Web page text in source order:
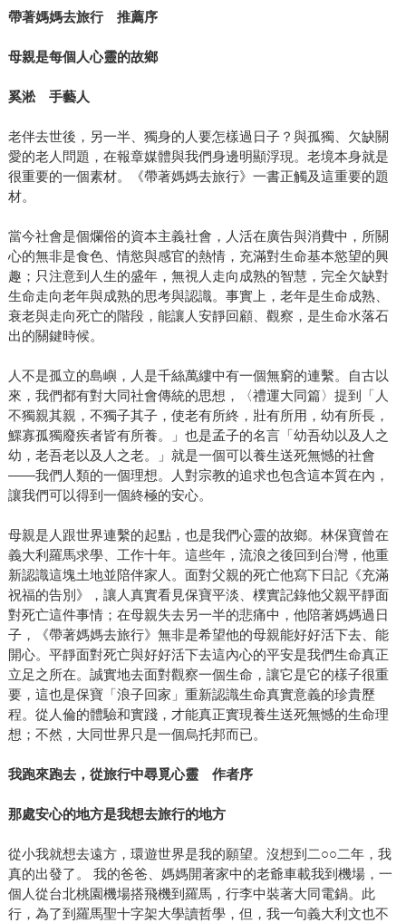
帶著媽媽去旅行 推薦序
母親是每個人心靈的故鄉
奚淞 手藝人
老伴去世後，另一半、獨身的人要怎樣過日子？與孤獨、欠缺關
愛的老人問題，在報章媒體與我們身邊明顯浮現。老境本身就是
很重要的一個素材。《帶著媽媽去旅行》一書正觸及這重要的題
材。
當今社會是個爛俗的資本主義社會，人活在廣告與消費中，所關
心的無非是食色、情慾與感官的熱情，充滿對生命基本慾望的興
趣；只注意到人生的盛年，無視人走向成熟的智慧，完全欠缺對
生命走向老年與成熟的思考與認識。事實上，老年是生命成熟、
衰老與走向死亡的階段，能讓人安靜回顧、觀察，是生命水落石
出的關鍵時候。
人不是孤立的島嶼，人是千絲萬縷中有一個無窮的連繫。自古以
來，我們都有對大同社會傳統的思想，〈禮運大同篇〉提到「人
不獨親其親，不獨子其子，使老有所終，壯有所用，幼有所長，
鰥寡孤獨廢疾者皆有所養。」也是孟子的名言「幼吾幼以及人之
幼，老吾老以及人之老。」就是一個可以養生送死無憾的社會
——我們人類的一個理想。人對宗教的追求也包含這本質在內，
讓我們可以得到一個終極的安心。
母親是人跟世界連繫的起點，也是我們心靈的故鄉。林保寶曾在
義大利羅馬求學、工作十年。這些年，流浪之後回到台灣，他重
新認識這塊土地並陪伴家人。面對父親的死亡他寫下日記《充滿
祝福的告別》，讓人真實看見保寶平淡、樸實記錄他父親平靜面
對死亡這件事情；在母親失去另一半的悲痛中，他陪著媽媽過日
子，《帶著媽媽去旅行》無非是希望他的母親能好好活下去、能
開心。平靜面對死亡與好好活下去這內心的平安是我們生命真正
立足之所在。誠實地去面對觀察一個生命，讓它是它的樣子很重
要，這也是保寶「浪子回家」重新認識生命真實意義的珍貴歷
程。從人倫的體驗和實踐，才能真正實現養生送死無憾的生命理
想；不然，大同世界只是一個烏托邦而已。
我跑來跑去，從旅行中尋覓心靈 作者序
那處安心的地方是我想去旅行的地方
從小我就想去遠方，環遊世界是我的願望。沒想到二○○二年，我
真的出發了。 我的爸爸、媽媽開著家中的老爺車載我到機場，一
個人從台北桃園機場搭飛機到羅馬，行李中裝著大同電鍋。此
行，為了到羅馬聖十字架大學讀哲學，但，我一句義大利文也不